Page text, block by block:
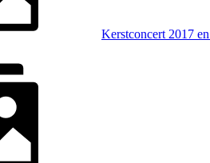
Kerstconcert 2017